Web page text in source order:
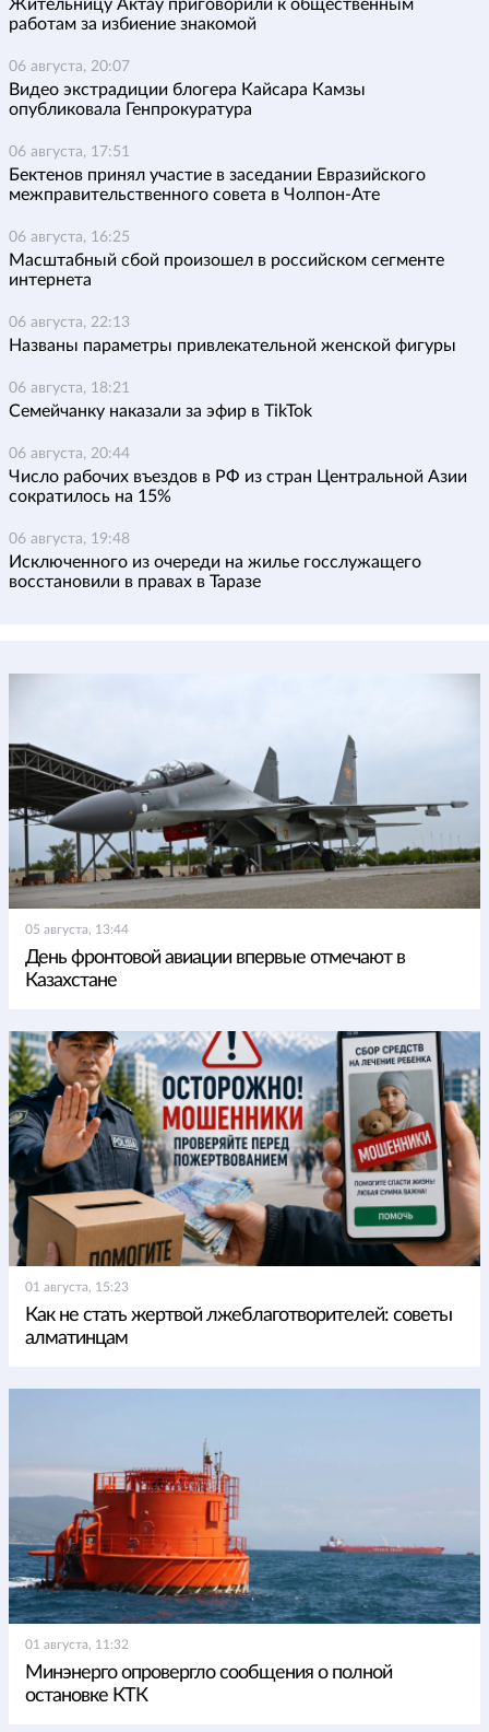
Жительницу Актау приговорили к общественным
работам за избиение знакомой
06 августа, 20:07
Видео экстрадиции блогера Кайсара Камзы
опубликовала Генпрокуратура
06 августа, 17:51
Бектенов принял участие в заседании Евразийского
межправительственного совета в Чолпон-Ате
06 августа, 16:25
Масштабный сбой произошел в российском сегменте
интернета
06 августа, 22:13
Названы параметры привлекательной женской фигуры
06 августа, 18:21
Семейчанку наказали за эфир в TikTok
06 августа, 20:44
Число рабочих въездов в РФ из стран Центральной Азии
сократилось на 15%
06 августа, 19:48
Исключенного из очереди на жилье госслужащего
восстановили в правах в Таразе
05 августа, 13:44
День фронтовой авиации впервые отмечают в
Казахстане
01 августа, 15:23
Как не стать жертвой лжеблаготворителей: советы
алматинцам
01 августа, 11:32
Минэнерго опровергло сообщения о полной
остановке КТК